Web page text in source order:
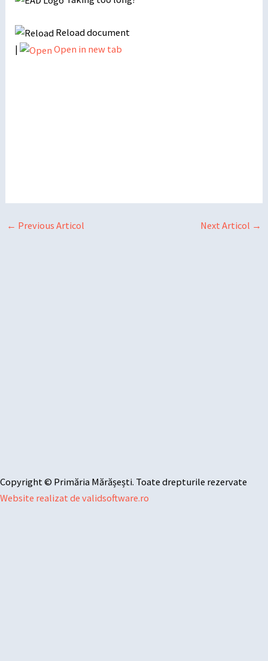
Reload document
|
Open in new tab
← Previous Articol Next Articol →
Copyright © Primăria Mărășești. Toate drepturile rezervate
Website realizat de validsoftware.ro